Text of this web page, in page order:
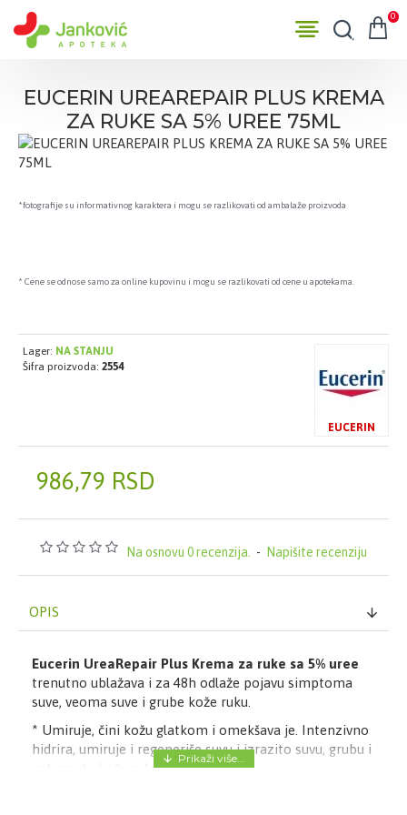
0
EUCERIN UREAREPAIR PLUS KREMA
ZA RUKE SA 5% UREE 75ML
*fotografije su informativnog karaktera i mogu se razlikovati od ambalaže proizvoda
* Cene se odnose samo za online kupovinu i mogu se razlikovati od cene u apotekama.
Na osnovu 0 recenzija. - Napišite recenziju
986,79 RSD
Lager: NA STANJU
Šifra proizvoda: 2554
EUCERIN
OPIS
Eucerin UreaRepair Plus Krema za ruke sa 5% uree
trenutno ublažava i za 48h odlaže pojavu simptoma
suve, veoma suve i grube kože ruku.
* Umiruje, čini kožu glatkom i omekšava je. Intenzivno
hidrira, umiruje i regeneriše suvu i izrazito suvu, grubu i
zategnutu kožu ruku.